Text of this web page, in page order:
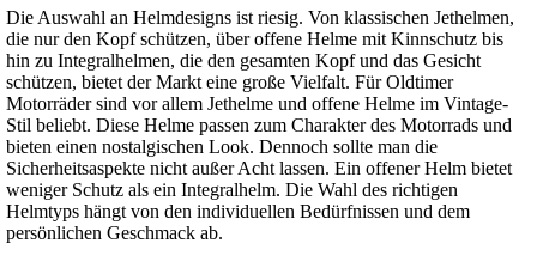
Die Auswahl an Helmdesigns ist riesig. Von klassischen Jethelmen,
die nur den Kopf schützen, über offene Helme mit Kinnschutz bis
hin zu Integralhelmen, die den gesamten Kopf und das Gesicht
schützen, bietet der Markt eine große Vielfalt. Für Oldtimer
Motorräder sind vor allem Jethelme und offene Helme im Vintage-
Stil beliebt. Diese Helme passen zum Charakter des Motorrads und
bieten einen nostalgischen Look. Dennoch sollte man die
Sicherheitsaspekte nicht außer Acht lassen. Ein offener Helm bietet
weniger Schutz als ein Integralhelm. Die Wahl des richtigen
Helmtyps hängt von den individuellen Bedürfnissen und dem
persönlichen Geschmack ab.